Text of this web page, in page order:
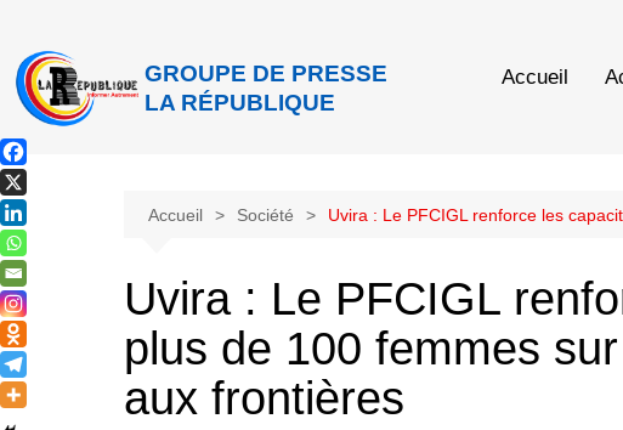
GROUPE DE PRESSE
LA RÉPUBLIQUE
Accueil
Accueil Société Uvira : Le PFCIGL renforce les
Uvira : Le PFCIGL
plus de 100 femmes
aux frontières